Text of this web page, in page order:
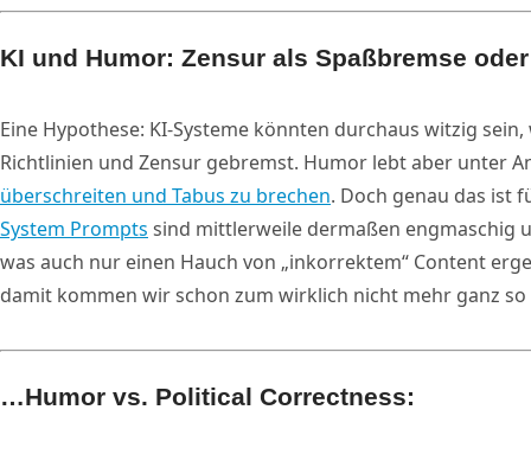
KI und Humor: Zensur als Spaßbremse
Eine Hypothese: KI-Systeme könnten durchaus witzig
Richtlinien und Zensur gebremst. Humor lebt aber unter
überschreiten und Tabus zu brechen. Doch genau das ist
System Prompts sind mittlerweile dermaßen engmaschig
was auch nur einen Hauch von „inkorrektem“ Content
damit kommen wir schon zum wirklich nicht mehr ganz
…Humor vs. Political Correctness: